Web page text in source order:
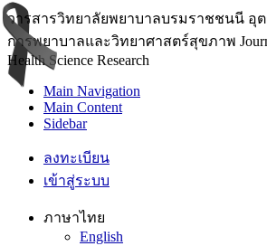
วารสารวิทยาลัยพยาบาลบรมราชชนนี อุต
การพยาบาลและวิทยาศาสตร์สุขภาพ
Health Science Research
Main Navigation
Main Content
Sidebar
ลงทะเบียน
เข้าสู่ระบบ
ภาษาไทย
English